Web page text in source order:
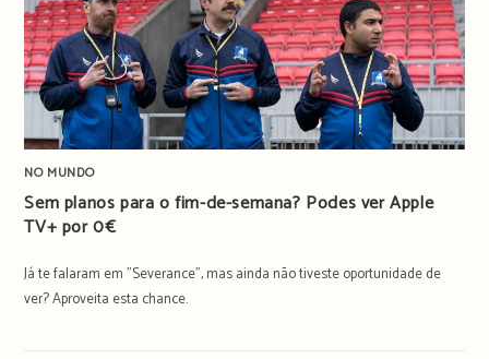
NO MUNDO
Sem planos para o fim-de-semana? Podes ver Apple
TV+ por 0€
Já te falaram em "Severance", mas ainda não tiveste oportunidade de
ver? Aproveita esta chance.